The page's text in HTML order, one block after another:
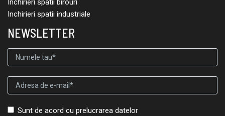
Inchirieri spatii industriale
NEWSLETTER
Sunt de acord cu prelucrarea datelor